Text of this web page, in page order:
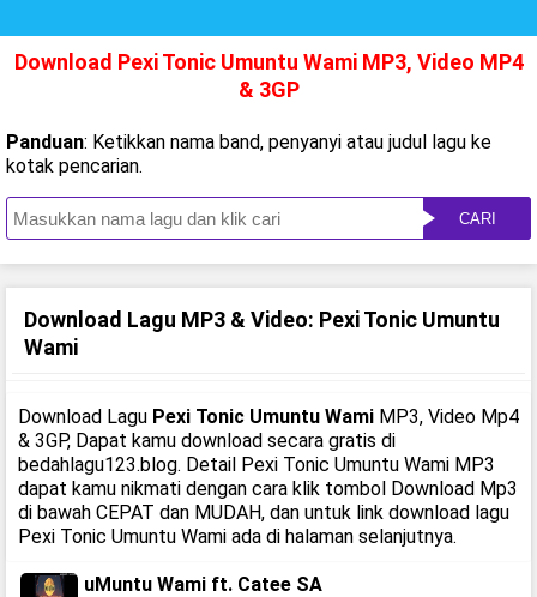
Download Pexi Tonic Umuntu Wami MP3, Video MP4
& 3GP
Panduan: Ketikkan nama band, penyanyi atau judul lagu ke
kotak pencarian.
CARI
Download Lagu MP3 & Video: Pexi Tonic Umuntu
Wami
Download Lagu Pexi Tonic Umuntu Wami MP3, Video Mp4
& 3GP, Dapat kamu download secara gratis di
bedahlagu123.blog. Detail Pexi Tonic Umuntu Wami MP3
dapat kamu nikmati dengan cara klik tombol Download Mp3
di bawah CEPAT dan MUDAH, dan untuk link download lagu
Pexi Tonic Umuntu Wami ada di halaman selanjutnya.
uMuntu Wami ft. Catee SA